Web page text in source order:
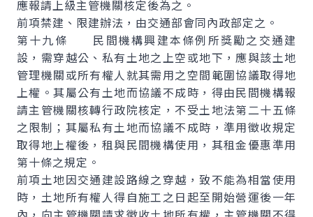
應報請上級主管機關核定後為之。
前項禁建、限建辦法，由交通部會同內政部定之。
第十九條 民間機構興建本條例所獎勵之交通建
設，需穿越公、私有土地之上空或地下，應與該土地
管理機關或所有權人就其需用之空間範圍協議取得地
上權。其屬公有土地而協議不成時，得由民間機構報
請主管機關核轉行政院核定，不受土地法第二十五條
之限制；其屬私有土地而協議不成時，準用徵收規定
取得地上權後，租與民間機構使用，其租金優惠準用
第十條之規定。
前項土地因交通建設路線之穿越，致不能為相當使用
時，土地所有權人得自施工之日起至開始營運後一年